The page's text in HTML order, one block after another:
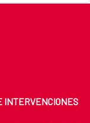
INTERVENCIONES